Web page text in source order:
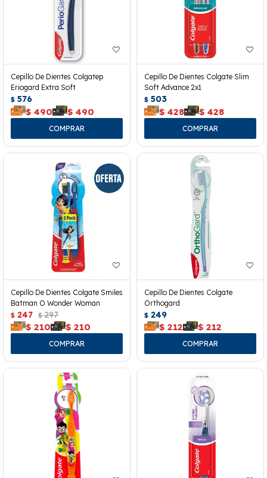
Cepillo De Dientes Colgatep
Eriogard Extra Soft
$ 576
$ 490 $ 490
Cepillo De Dientes Colgate Slim
Soft Advance 2x1
$ 503
$ 428 $ 428
Cepillo De Dientes Colgate Smiles
Batman O Wonder Woman
$ 247 $ 297
$ 210 $ 210
Cepillo De Dientes Colgate
Orthogard
$ 249
$ 212 $ 212